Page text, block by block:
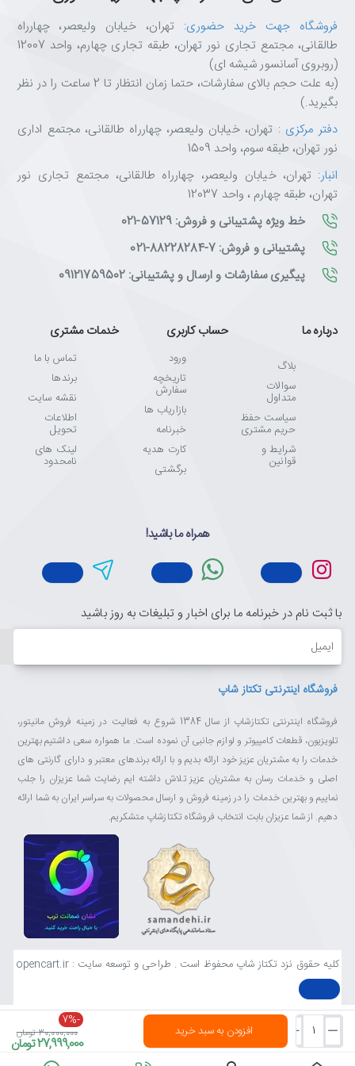
افزودن به سبد خرید
-7%
27,999,000 تومان
30,000,000 تومان
✅ دانشجویان و کارمندان
: پنل IPS با زاویه دید گسترده و Eye Care
برای استفاده طولانی
✅ علاقه‌مندان به فیلم : پوشش ۱۱۰٪ sRGB و نسبت کنتراست ۱۵۰۰:۱
ویژگی‌های کلیدی MSI G275L E14
✅پنل ۲۷ اینچی IPS
با وضوح Full HD و زاویه دید ۱۷۸ درجه
✅نرخ نوسازی ۱۴۴ هرتز
و زمان پاسخگویی ۱ میلی‌ثانیه (MPRT)
✅فناوری Adaptive-Sync
برای حذف پارگی و لکنت تصویر
✅
Night Vision
برای آشکارسازی جزئیات در صحنه‌های تاریک
✅پوشش ۱۱۰٪ sRGB
با نمایش ۱.۰۷ میلیارد رنگ (عمق ۱۰ بیت)
✅حالت کنسولبا HDMI CEC و VRR برای PS5 و Xbox
✅Anti-Flicker و Less Blue Light
با تأییدیه TÜV Rheinland
✅طراحی Frameless با قابلیت نصب VESA 100x100mm
تکتازشاپ فقط یک فروشگاه نیست—یک مقصد مطمئن برای عاشقان
تکنولوژی و انتخاب‌های هوشمندانه است.
با ضمانت اصالت کالا، مشاوره تخصصی، ارسال سریع و پشتیبانی واقعی،
خیالت از خرید راحت باشد.
ما اینجاییم تا تجربه‌ای متفاوت، حرفه‌ای و قابل اعتماد از خرید آنلاین را
فروشگاه جهت خرید حضوری: تهران، خیابان ولیعصر، چهارراه
طالقانی، مجتمع تجاری نور تهران، طبقه تجاری چهارم، واحد 12007
(روبروی آسانسور شیشه ای)
(به علت حجم بالای سفارشات، حتما زمان انتظار تا 2 ساعت را در نظر
بگیرید.)
دفتر مرکزی : تهران، خیابان ولیعصر، چهارراه طالقانی، مجتمع اداری
نور تهران، طبقه سوم، واحد 1509
انبار: تهران، خیابان ولیعصر، چهارراه طالقانی، مجتمع تجاری نور
تهران، طبقه چهارم ، واحد 12037
خط ویژه پشتیبانی و فروش: 57129-021
پشتیبانی و فروش: 7-88228284-021
پیگیری سفارشات و ارسال و پشتیبانی: 09121759502
درباره ما
بلاگ
سوالات
متداول
سیاست حفظ
حریم مشتری
شرایط و
قوانین
حساب کاربری
ورود
تاریخچه
سفارش
بازاریاب ها
خبرنامه
کارت هدیه
برگشتی
خدمات مشتری
تماس با ما
برندها
نقشه سایت
اطلاعات
تحویل
لینک های
نامحدود
همراه ما باشید!
با ثبت نام در خبرنامه ما برای اخبار و تبلیغات به روز باشید
ایمیل
فروشگاه اینترنتی تکتاز شاپ
فروشگاه اینترنتی تکتازشاپ از سال 1384 شروع به فعالیت در زمینه فروش مانیتور،
تلویزیون، قطعات کامپیوتر و لوازم جانبی آن نموده است. ما همواره سعی داشتیم بهترین
خدمات را به مشتریان عزیز خود ارائه بدیم و با ارائه برندهای معتبر و دارای گارنتی های
اصلی و خدمات رسان به مشتریان عزیز تلاش داشته ایم رضایت شما عزیزان را جلب
نماییم و بهترین خدمات را در زمینه فروش و ارسال محصولات به سراسر ایران به شما ارائه
دهیم. از شما عزیزان بابت انتخاب فروشگاه تکتازشاپ متشکریم.
کلیه حقوق نزد تکتاز شاپ محفوظ است . طراحی و توسعه سایت : opencart.ir